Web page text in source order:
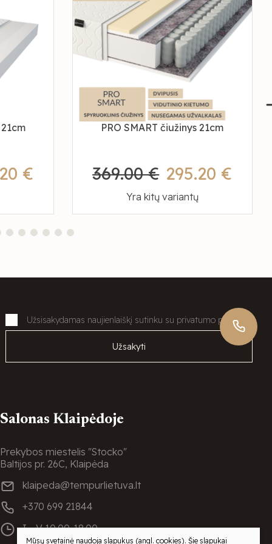
€
PRO SMART čiužinys 21cm
295.20 €
369.00 €
Yra kitų variantų
Užsisakydamas naujienlaiškį sutinku su privatumo politika
Užsakyti
Salonas Klaipėdoje
Prekybos miestelis "Stocko"
Baltijos pr. 26C, Klaipėda
klaipeda@tempurlietuva.lt
+370 699 21844
I - V 10.00-18.00
VI
10.00-16.00
Mūsų svetainė naudoja slapukus (angl. cookies). Šie slapukai